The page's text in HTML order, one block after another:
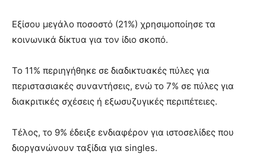
Εξίσου μεγάλο ποσοστό (21%) χρησιμοποίησε τα
κοινωνικά δίκτυα για τον ίδιο σκοπό.
Το 11% περιηγήθηκε σε διαδικτυακές πύλες για
περιστασιακές συναντήσεις, ενώ το 7% σε πύλες για
διακριτικές σχέσεις ή εξωσυζυγικές περιπέτειες.
Τέλος, το 9% έδειξε ενδιαφέρον για ιστοσελίδες που
διοργανώνουν ταξίδια για singles.